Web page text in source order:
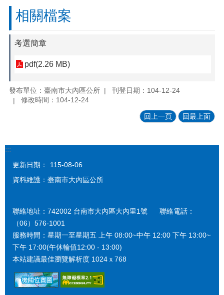
相關檔案
考選簡章
pdf(2.26 MB)
發布單位：臺南市大內區公所
刊登日期：104-12-24
修改時間：104-12-24
回上一頁 回最上面
:::
更新日期：
115-08-06
資料維護：臺南市大內區公所
聯絡地址：742002 台南市大內區大內里1號 聯絡電話：
（06）576-1001
服務時間：星期一至星期五 上午 08:00~中午 12:00 下午 13:00~
下午 17:00(午休輪值12:00 - 13:00)
本站建議最佳瀏覽解析度 1024ｘ768